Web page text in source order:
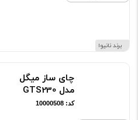
برند نانیوا
چای ساز میگل
مدل GTS230
کد: 10000508